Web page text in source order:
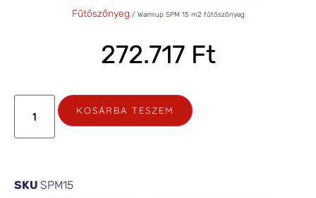
Fűtőszőnyeg / Warmup SPM 15 m2 fűtőszőnyeg
272.717 Ft
KOSÁRBA TESZEM
SKU SPM15